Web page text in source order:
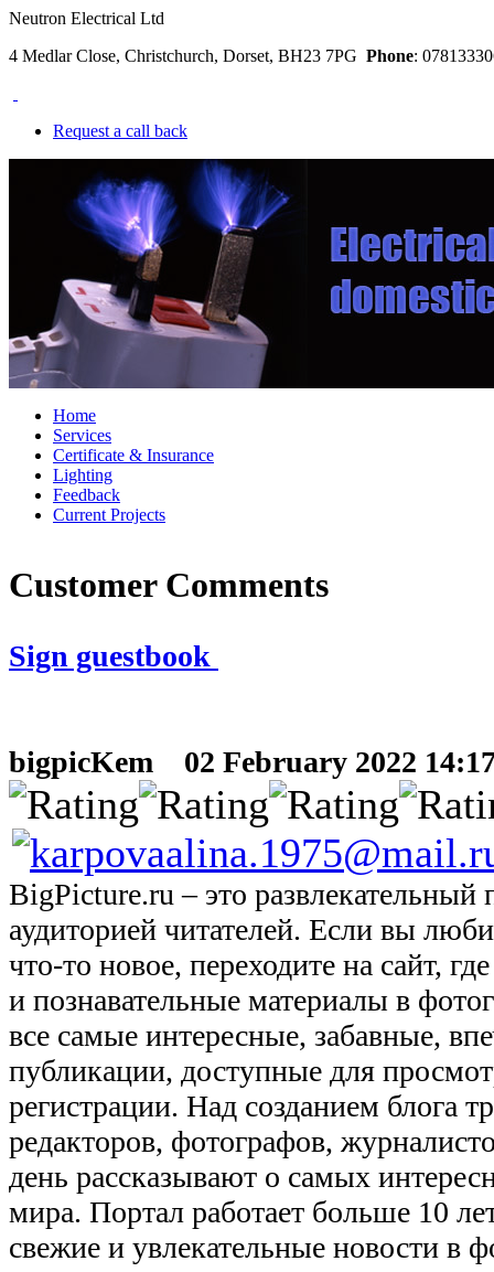
Neutron Electrical Ltd
4 Medlar Close, Christchurch, Dorset, BH23 7PG Phone:
Request a call back
Home
Services
Certificate & Insurance
Lighting
Feedback
Current Projects
Customer Comments
Sign guestbook
bigpicKem 02 February 2022
BigPicture.ru – это развлекательный
аудиторией читателей. Если вы
что-то новое, переходите на сайт,
и познавательные материалы в
все самые интересные, забавные,
публикации, доступные для
регистрации. Над созданием блога
редакторов, фотографов,
день рассказывают о самых
мира. Портал работает больше 10
свежие и увлекательные новости в